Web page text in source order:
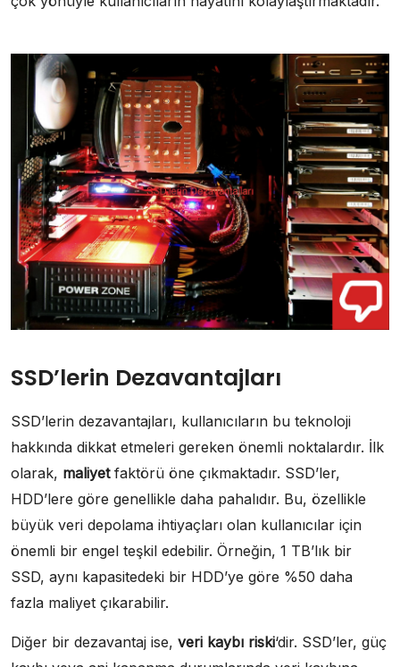
SSD’lerin Dezavantajları
SSD’lerin dezavantajları, kullanıcıların bu teknoloji
hakkında dikkat etmeleri gereken önemli noktalardır. İlk
olarak, maliyetfaktörü öne çıkmaktadır. SSD’ler,
HDD’lere göre genellikle daha pahalıdır. Bu, özellikle
büyük veri depolama ihtiyaçları olan kullanıcılar için
önemli bir engel teşkil edebilir. Örneğin, 1 TB’lık bir
SSD, aynı kapasitedeki bir HDD’ye göre %50 daha
fazla maliyet çıkarabilir.
Diğer bir dezavantaj ise, veri kaybı riski‘dir. SSD’ler, güç